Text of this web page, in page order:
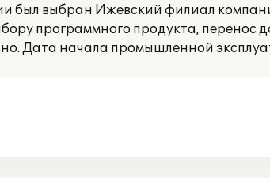
был выбран Ижевский филиал
программного продукта, перенос
Дата начала промышленной